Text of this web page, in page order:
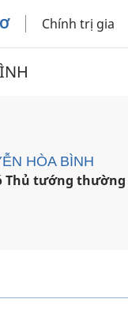
Chính trị gia
HÒA BÌNH
Thủ tướng